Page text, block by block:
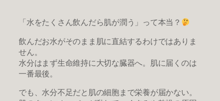
「水をたくさん飲んだら肌が潤う」って本当？
飲んだお水がそのまま肌に直結するわけではありま
せん。
水分はまず生命維持に大切な臓器へ。肌に届くのは
一番最後。
でも、水分不足だと肌の細胞まで栄養が届かない。